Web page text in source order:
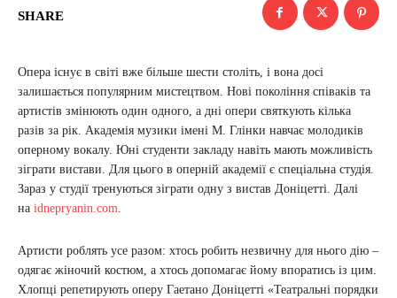
SHARE
Опера існує в світі вже більше шести століть, і вона досі
залишається популярним мистецтвом. Нові покоління співаків та
артистів змінюють один одного, а дні опери святкують кілька
разів за рік. Академія музики імені М. Глінки навчає молодиків
оперному вокалу. Юні студенти закладу навіть мають можливість
зіграти вистави. Для цього в оперній академії є спеціальна студія.
Зараз у студії тренуються зіграти одну з вистав Доніцетті. Далі
на idnepryanin.com.
Артисти роблять усе разом: хтось робить незвичну для нього дію –
одягає жіночий костюм, а хтось допомагає йому впоратись із цим.
Хлопці репетирують оперу Гаетано Доніцетті «Театральні порядки